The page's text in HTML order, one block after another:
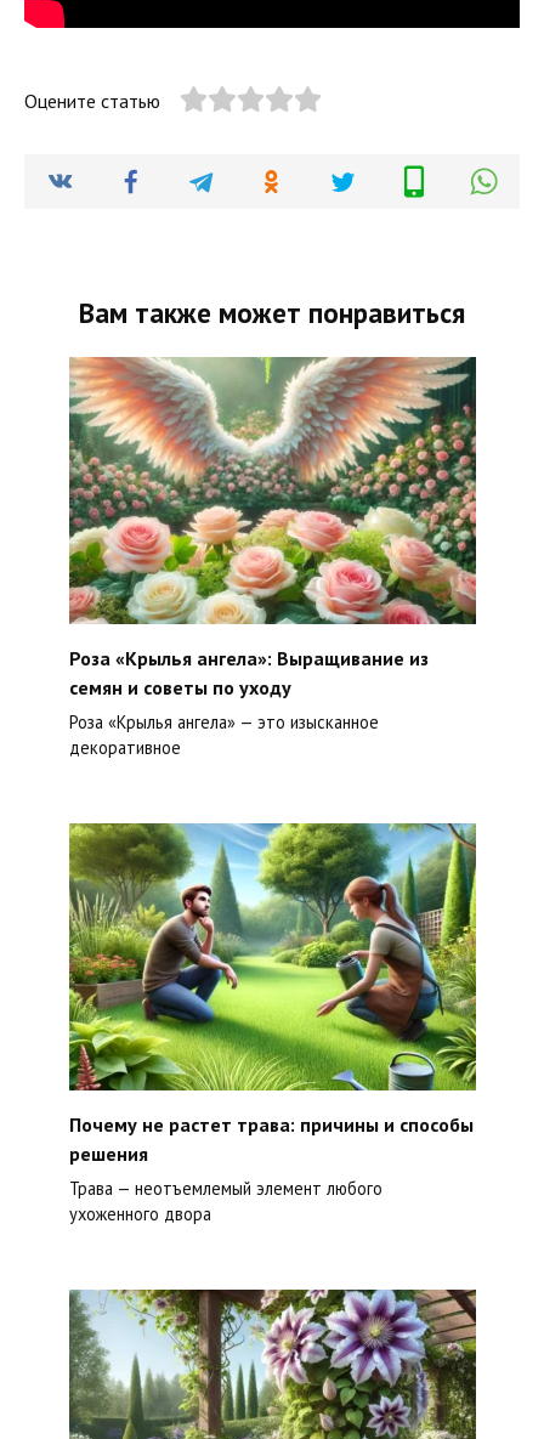
Оцените статью
Вам также может понравиться
Роза «Крылья ангела»: Выращивание из
семян и советы по уходу
Роза «Крылья ангела» — это изысканное
декоративное
Почему не растет трава: причины и способы
решения
Трава — неотъемлемый элемент любого
ухоженного двора